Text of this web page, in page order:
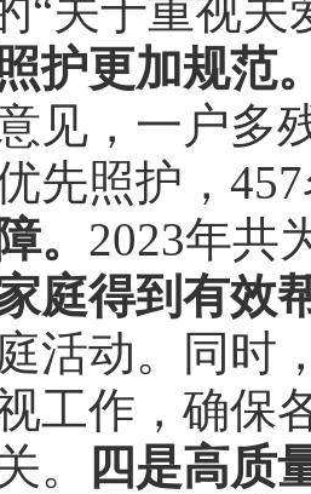
“关于重视
护更加规范
见，一户多
先照护，
。 2023年共
庭得到有效
活动。同时
工作，确保
。
四是高质